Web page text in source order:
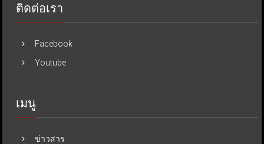
ติดต่อเรา
Facebook
Youtube
เมนู
ข่าวสาร